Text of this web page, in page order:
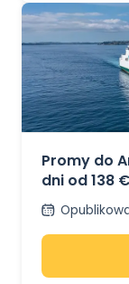
Promy do
dni od 138